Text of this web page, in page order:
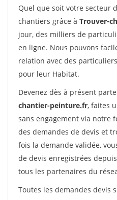
Quel que soit votre secteur
chantiers grâce à Trouver-
jour, des milliers de
en ligne. Nous pouvons
relation avec des
pour leur Habitat.
Devenez dès à présent
chantier-peinture.fr, faites
sans engagement via notre
des demandes de devis et
fois la demande validée,
de devis enregistrées
tous les partenaires du
Toutes les demandes devis